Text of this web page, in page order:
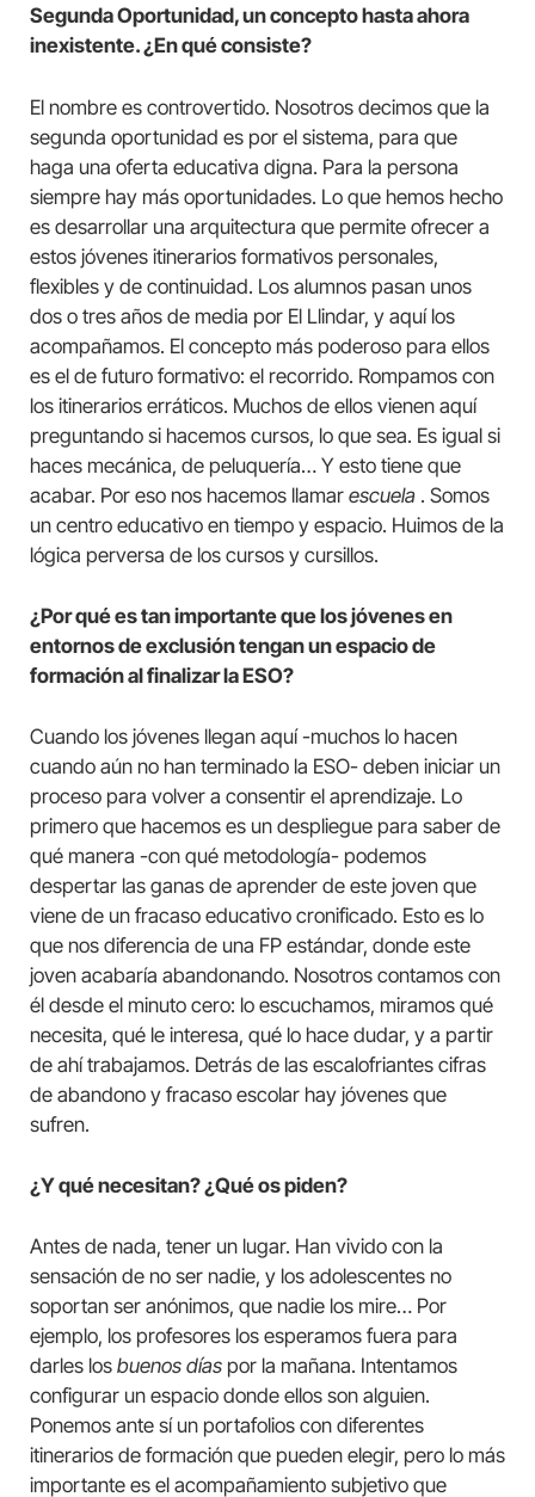
Segunda Oportunidad, un concepto hasta ahora
inexistente. ¿En qué consiste?
El nombre es controvertido. Nosotros decimos que la
segunda oportunidad es por el sistema, para que
haga una oferta educativa digna. Para la persona
siempre hay más oportunidades. Lo que hemos hecho
es desarrollar una arquitectura que permite ofrecer a
estos jóvenes itinerarios formativos personales,
flexibles y de continuidad. Los alumnos pasan unos
dos o tres años de media por El Llindar, y aquí los
acompañamos. El concepto más poderoso para ellos
es el de futuro formativo: el recorrido. Rompamos con
los itinerarios erráticos. Muchos de ellos vienen aquí
preguntando si hacemos cursos, lo que sea. Es igual si
haces mecánica, de peluquería… Y esto tiene que
acabar. Por eso nos hacemos llamar escuela . Somos
un centro educativo en tiempo y espacio. Huimos de la
lógica perversa de los cursos y cursillos.
¿Por qué es tan importante que los jóvenes en
entornos de exclusión tengan un espacio de
formación al finalizar la ESO?
Cuando los jóvenes llegan aquí -muchos lo hacen
cuando aún no han terminado la ESO- deben iniciar un
proceso para volver a consentir el aprendizaje. Lo
primero que hacemos es un despliegue para saber de
qué manera -con qué metodología- podemos
despertar las ganas de aprender de este joven que
viene de un fracaso educativo cronificado. Esto es lo
que nos diferencia de una FP estándar, donde este
joven acabaría abandonando. Nosotros contamos con
él desde el minuto cero: lo escuchamos, miramos qué
necesita, qué le interesa, qué lo hace dudar, y a partir
de ahí trabajamos. Detrás de las escalofriantes cifras
de abandono y fracaso escolar hay jóvenes que
sufren.
¿Y qué necesitan? ¿Qué os piden?
Antes de nada, tener un lugar. Han vivido con la
sensación de no ser nadie, y los adolescentes no
soportan ser anónimos, que nadie los mire… Por
ejemplo, los profesores los esperamos fuera para
darles los buenos días por la mañana. Intentamos
configurar un espacio donde ellos son alguien.
Ponemos ante sí un portafolios con diferentes
itinerarios de formación que pueden elegir, pero lo más
importante es el acompañamiento subjetivo que